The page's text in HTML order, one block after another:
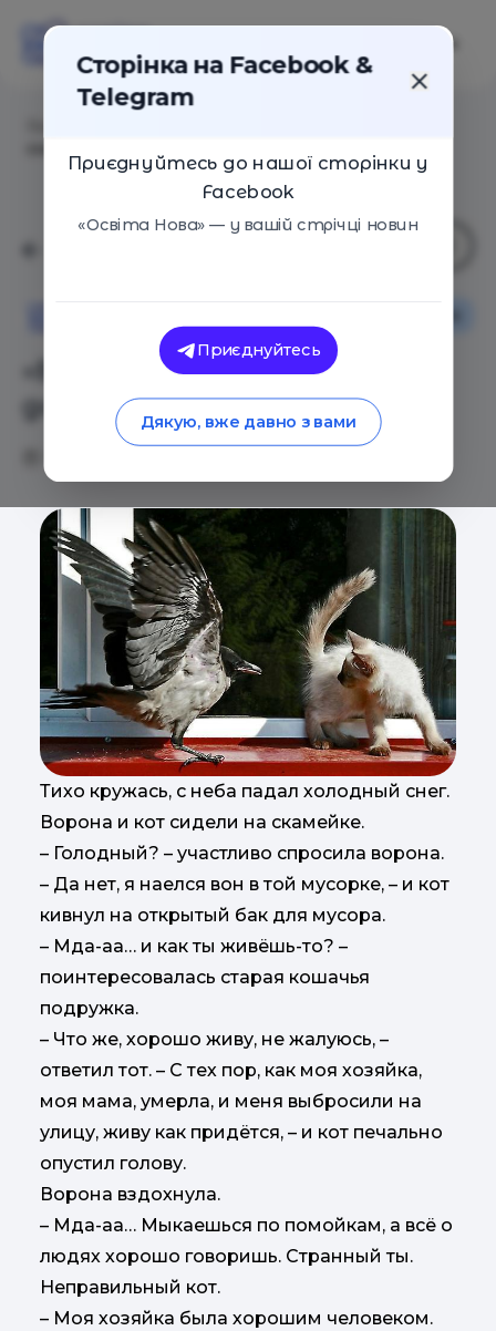
«Ворона и кот» – светлая
добрая сказка для взрослых
Тихо кружась, с неба падал холодный снег.
Ворона и кот сидели на скамейке.
– Голодный? – участливо спросила ворона.
– Да нет, я наелся вон в той мусорке, – и кот
кивнул на открытый бак для мусора.
– Мда-аа… и как ты живёшь-то? –
поинтересовалась старая кошачья
подружка.
– Что же, хорошо живу, не жалуюсь, –
ответил тот. – С тех пор, как моя хозяйка,
моя мама, умерла, и меня выбросили на
улицу, живу как придётся, – и кот печально
опустил голову.
Ворона вздохнула.
– Мда-аа… Мыкаешься по помойкам, а всё о
людях хорошо говоришь. Странный ты.
Неправильный кот.
– Моя хозяйка была хорошим человеком.
Сторінка на Facebook &
Telegram
Приєднуйтесь до нашої сторінки у
Facebook
«Освіта Нова» — у вашій стрічці новин
Приєднуйтесь
Дякую, вже давно з вами